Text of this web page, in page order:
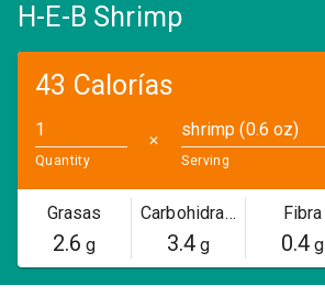
H-E-B Shrimp
43 Calorías
Quantity
✕
shrimp (0.6 oz)
Serving
Grasas
2.6 g
Carbohidratos
3.4g
Fibra
0.4g